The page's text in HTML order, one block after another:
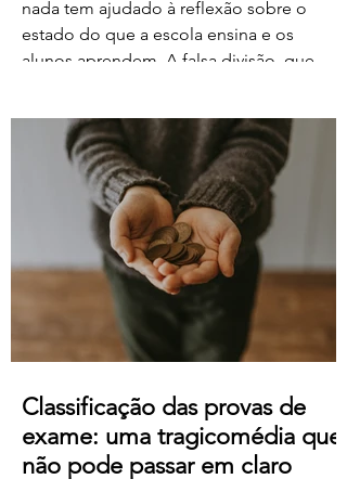
nada tem ajudado à reflexão sobre o
estado do que a escola ensina e os
alunos aprendem. A falsa divisão, que
e os da ignorância, os do rigor e os do
facilitismo, os da inovação e os
empedernidos – é mais um agente de
confusão. O olhar da FENPROF para este
processo parte, como não podia deixar
de ser, das violações dos
Classificação das provas de
exame: uma tragicomédia que
não pode passar em claro